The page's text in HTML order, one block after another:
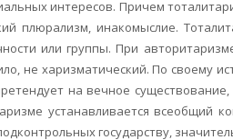
интересов. Причем
плюрализм, инакомыслие.
или группы. При
не харизматический. По своему
на вечное
устанавливается всеобщий
государству,